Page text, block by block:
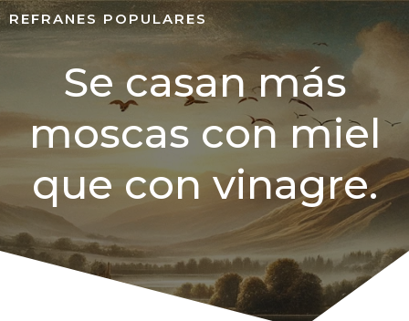
REFRANES POPULARES
Se casan más
moscas con miel
que con vinagre.